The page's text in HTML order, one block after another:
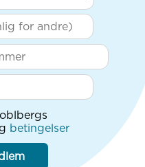
betingelser